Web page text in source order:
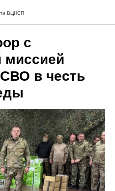
ВЦНСП
с
миссией
в честь